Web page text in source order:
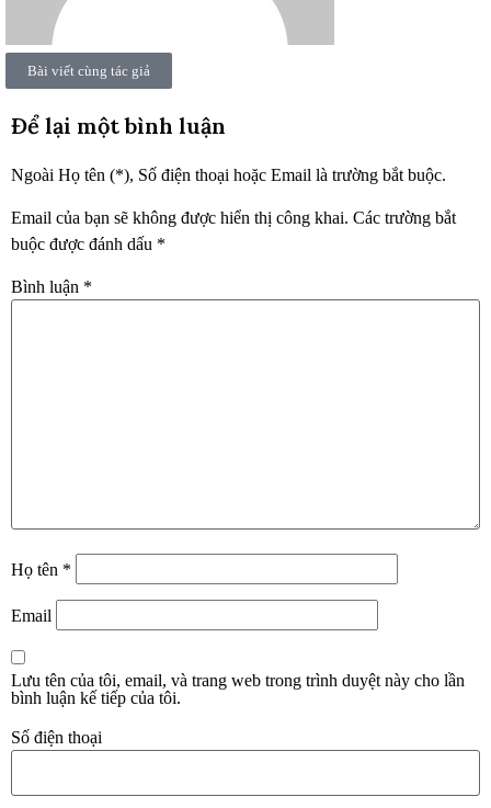
Bài viết cùng tác giả
Để lại một bình luận
Ngoài Họ tên (*), Số điện thoại hoặc Email là trường bắt buộc.
Email của bạn sẽ không được hiển thị công khai. Các trường bắt
buộc được đánh dấu *
Bình luận *
Họ tên *
Email
Lưu tên của tôi, email, và trang web trong trình duyệt này cho lần
bình luận kế tiếp của tôi.
Số điện thoại